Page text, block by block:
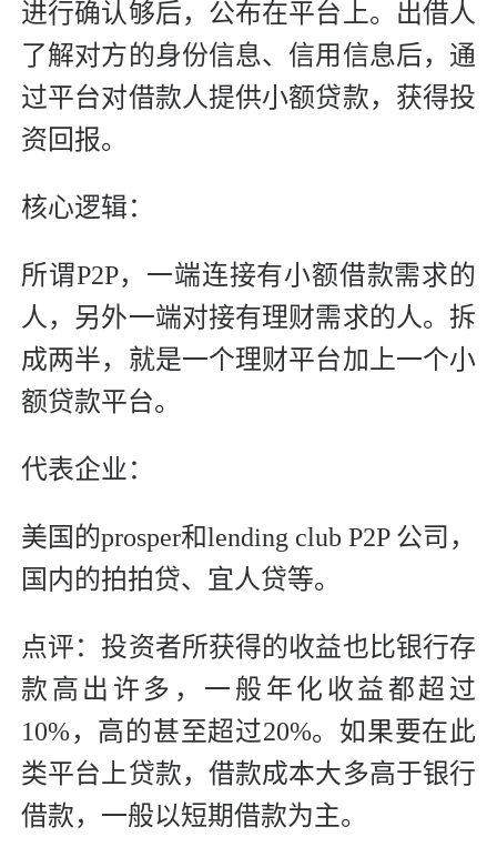
进行确认够后，公布在平台上。出借人
了解对方的身份信息、信用信息后，通
过平台对借款人提供小额贷款，获得投
资回报。
核心逻辑：
所谓P2P，一端连接有小额借款需求的
人，另外一端对接有理财需求的人。拆
成两半，就是一个理财平台加上一个小
额贷款平台。
代表企业：
美国的prosper和lending club P2P 公司，
国内的拍拍贷、宜人贷等。
点评：投资者所获得的收益也比银行存
款高出许多，一般年化收益都超过
10%，高的甚至超过20%。如果要在此
类平台上贷款，借款成本大多高于银行
借款，一般以短期借款为主。